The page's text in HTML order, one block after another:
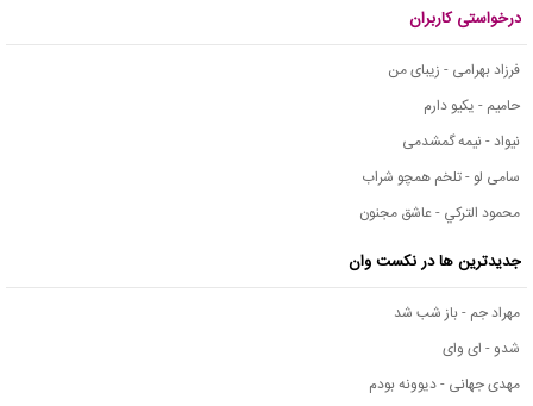
درخواستی کاربران
فرزاد بهرامی - زیبای من
حامیم - یکیو دارم
نیواد - نیمه گمشدمی
سامی لو - تلخم همچو شراب
محمود التركي - عاشق مجنون
جدیدترین ها در نکست وان
مهراد جم - باز شب شد
شدو - ای وای
مهدی جهانی - دیوونه بودم